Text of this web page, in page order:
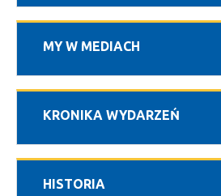
MY W MEDIACH
KRONIKA WYDARZEŃ
HISTORIA